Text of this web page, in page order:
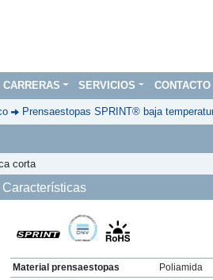
CARRERAS SERVICIOS CONTACTO
Prensaestopas SPRINT® baja
corta
Características
Material prensaestopas
Poliamida